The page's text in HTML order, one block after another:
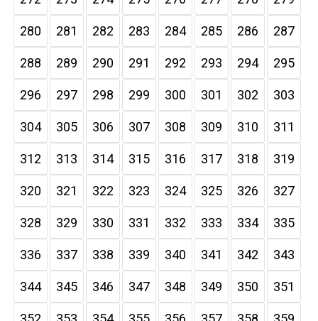
280 281 282 283 284 285 286 287
288 289 290 291 292 293 294 295
296 297 298 299 300 301 302 303
304 305 306 307 308 309 310 311
312 313 314 315 316 317 318 319
320 321 322 323 324 325 326 327
328 329 330 331 332 333 334 335
336 337 338 339 340 341 342 343
344 345 346 347 348 349 350 351